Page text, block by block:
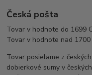
Česká pošta
Tovar v hodnote do 1699
Tovar v hodnote nad 1700
Tovar posielame z
dobierkové sumy v